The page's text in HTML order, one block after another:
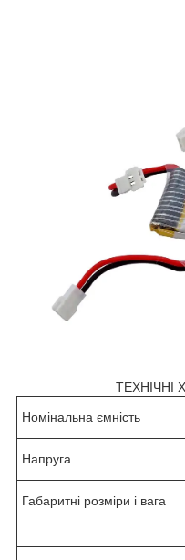
ТЕХНІЧНІ
Номінальна ємність
Напруга
Габаритні розміри і вага